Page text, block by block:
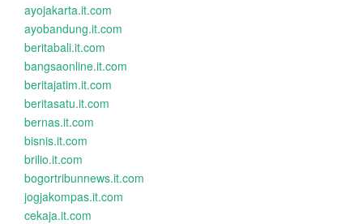
ayojakarta.it.com
ayobandung.it.com
beritabali.it.com
bangsaonline.it.com
beritajatim.it.com
beritasatu.it.com
bernas.it.com
bisnis.it.com
brilio.it.com
bogortribunnews.it.com
jogjakompas.it.com
cekaja.it.com